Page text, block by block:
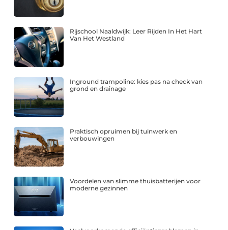
Rijschool Naaldwijk: Leer Rijden In Het Hart
Van Het Westland
Inground trampoline: kies pas na check van
grond en drainage
Praktisch opruimen bij tuinwerk en
verbouwingen
Voordelen van slimme thuisbatterijen voor
moderne gezinnen